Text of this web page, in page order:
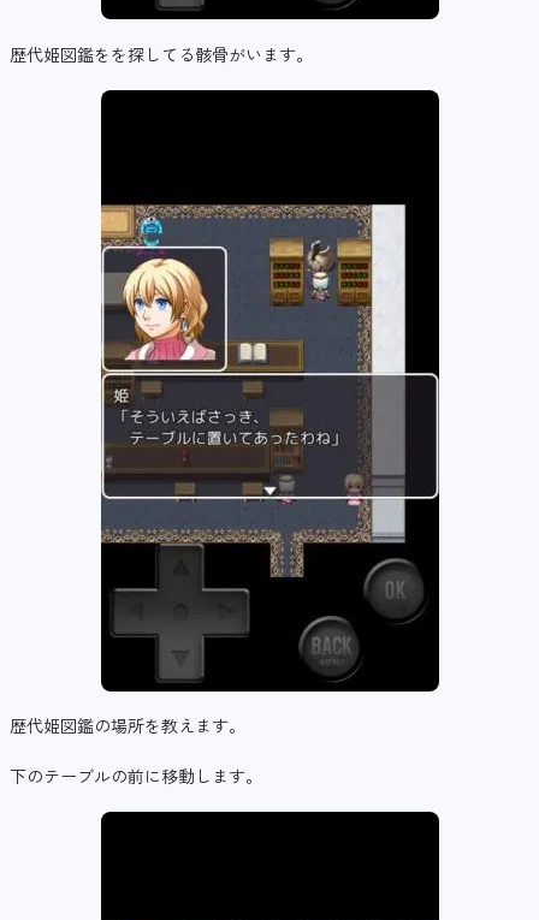
歴代姫図鑑をを探してる骸骨がいます。
歴代姫図鑑の場所を教えます。
下のテーブルの前に移動します。